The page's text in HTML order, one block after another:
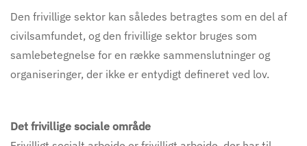
Den frivillige sektor kan således betragtes som en del af
civilsamfundet, og den frivillige sektor bruges som
samlebetegnelse for en række sammenslutninger og
organiseringer, der ikke er entydigt defineret ved lov.
Det frivillige sociale område